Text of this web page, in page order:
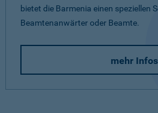
bietet die Barmenia einen speziellen
Beamtenanwärter oder Beamte.
mehr Infos